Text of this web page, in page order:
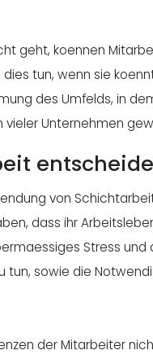
geht, koennen
tun, wenn sie
des Umfelds, in
vieler Unternehmen
von
dass ihr
Stress
tun, sowie die
der Mitarbeiter